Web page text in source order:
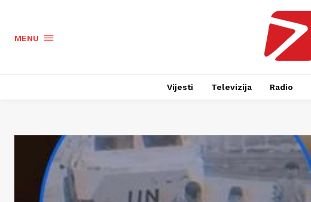
MENU
Vijesti Televizija Radio